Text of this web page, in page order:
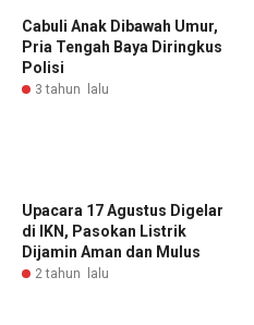
Cabuli Anak Dibawah Umur,
Pria Tengah Baya Diringkus
Polisi
3 tahun lalu
Upacara 17 Agustus Digelar
di IKN, Pasokan Listrik
Dijamin Aman dan Mulus
2 tahun lalu